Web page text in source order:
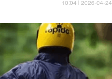
10:04 | 2026-04-24